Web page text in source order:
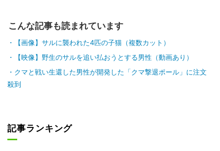
こんな記事も読まれています
【画像】サルに襲われた4匹の子猫（複数カット）
【映像】野生のサルを追い払おうとする男性（動画あり）
クマと戦い生還した男性が開発した「クマ撃退ポール」に注文
殺到
記事ランキング